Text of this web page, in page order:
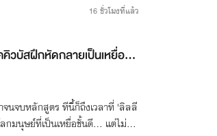
16 ชั่วโมงที่แล้ว
บัสฝึกหัดกลายเป็นเหยื่อซะเ
จนจบหลักสูตร ทีนี้ก็ถึงเวลาที่ 'ลิลลี
ลกมนุษย์ที่เป็นเหยื่อชั้นดี… แต่ไม่รู้